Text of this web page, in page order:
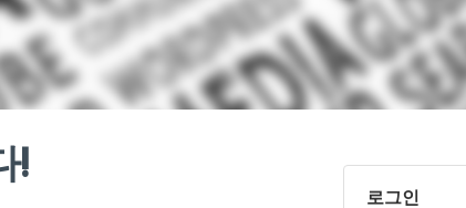
!
로그인